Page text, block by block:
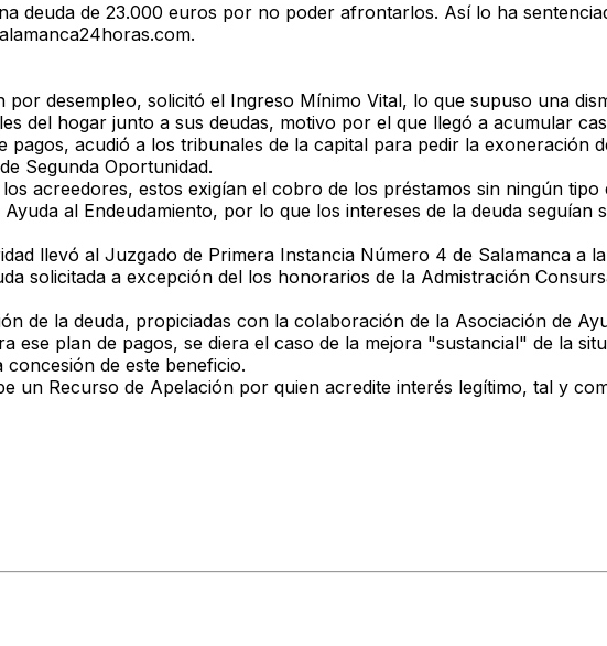
deuda de 23.000 euros por no poder afrontarlos. Así lo ha
desempleo, solicitó el Ingreso Mínimo Vital, lo que supuso una
del hogar junto a sus deudas, motivo por el que llegó a acumular
acudió a los tribunales de la capital para pedir la exoneración
Segunda Oportunidad.
acreedores, estos exigían el cobro de los préstamos sin ningún tipo
al Endeudamiento, por lo que los intereses de la deuda seguían
llevó al Juzgado de Primera Instancia Número 4 de Salamanca a
solicitada a excepción del los honorarios de la Admistración
de la deuda, propiciadas con la colaboración de la Asociación de
plan de pagos, se diera el caso de la mejora "sustancial" de la
de este beneficio.
Recurso de Apelación por quien acredite interés legítimo, tal y